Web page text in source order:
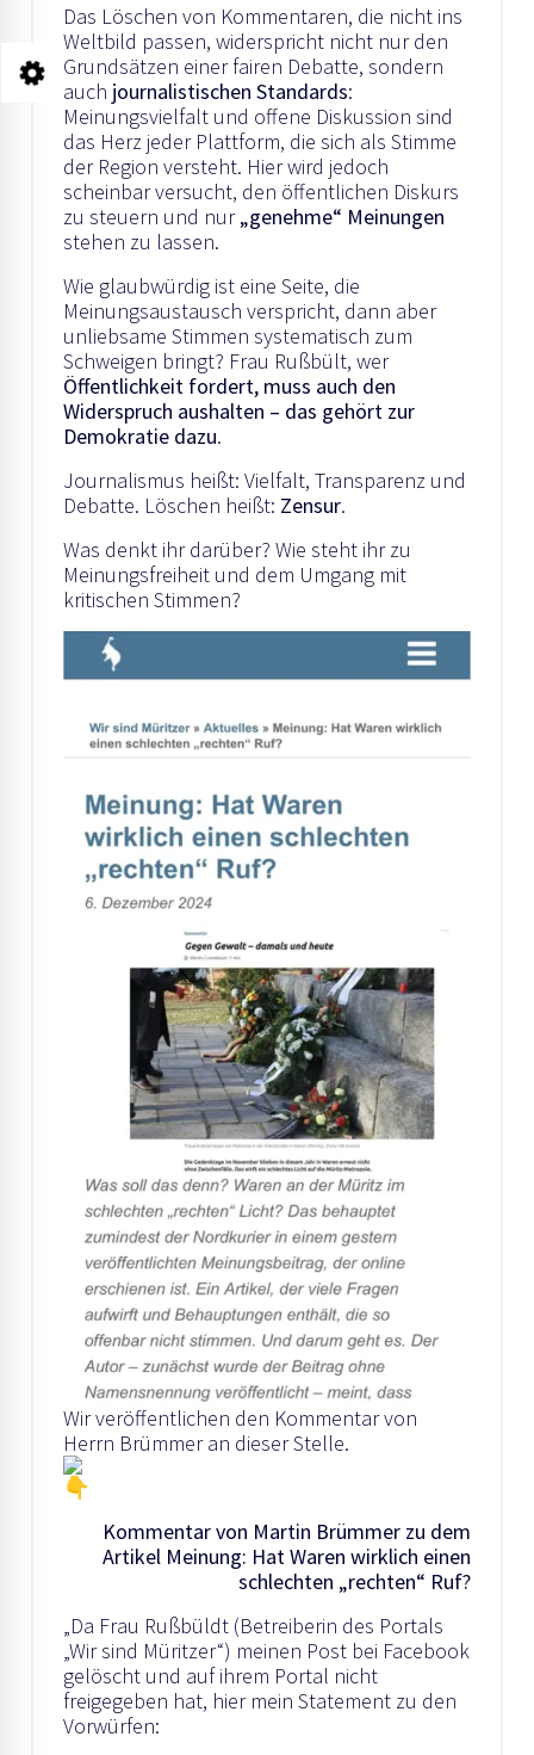
Das Löschen von Kommentaren, die nicht ins
Weltbild passen, widerspricht nicht nur den
Grundsätzen einer fairen Debatte, sondern
auch journalistischen Standards:
Meinungsvielfalt und offene Diskussion sind
das Herz jeder Plattform, die sich als Stimme
der Region versteht. Hier wird jedoch
scheinbar versucht, den öffentlichen Diskurs
zu steuern und nur„genehme“ Meinungen
stehen zu lassen.
Wie glaubwürdig ist eine Seite, die
Meinungsaustausch verspricht, dann aber
unliebsame Stimmen systematisch zum
Schweigen bringt? Frau Rußbült, wer
Öffentlichkeit fordert, muss auch den
Widerspruch aushalten – das gehört zur
Demokratie dazu.
Journalismus heißt: Vielfalt, Transparenz und
Debatte. Löschen heißt: Zensur.
Was denkt ihr darüber? Wie steht ihr zu
Meinungsfreiheit und dem Umgang mit
kritischen Stimmen?
Wir veröffentlichen den Kommentar von
Herrn Brümmer an dieser Stelle.
Kommentar von Martin Brümmer zu dem
Artikel Meinung: Hat Waren wirklich einen
schlechten „rechten“ Ruf?
„Da Frau Rußbüldt (Betreiberin des Portals
„Wir sind Müritzer“) meinen Post bei Facebook
gelöscht und auf ihrem Portal nicht
freigegeben hat, hier mein Statement zu den
Vorwürfen: